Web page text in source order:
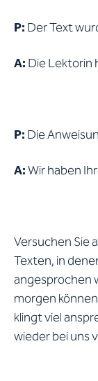
P: Der Text
A: Die Lektorin
P: Die
A:Wir haben
Versuchen Sie
Texten, in
angesprochen
morgen
klingt viel
wieder bei uns